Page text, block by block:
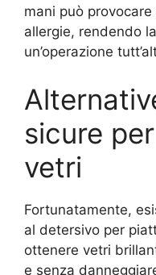
mani può
allergie, rendendo
un’operazione
sicure
vetri
Fortunatamente,
al detersivo per
ottenere vetri
e senza